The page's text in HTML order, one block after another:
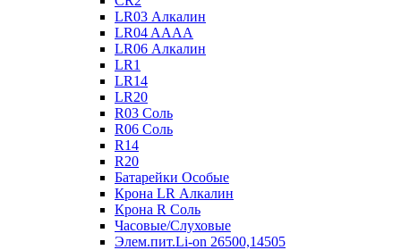
LR03 Алкалин
LR04 AAAA
LR06 Алкалин
LR1
LR14
LR20
R03 Соль
R06 Соль
R14
R20
Батарейки Особые
Крона LR Алкалин
Крона R Соль
Часовые/Слуховые
Элем.пит.Li-on 26500,14505